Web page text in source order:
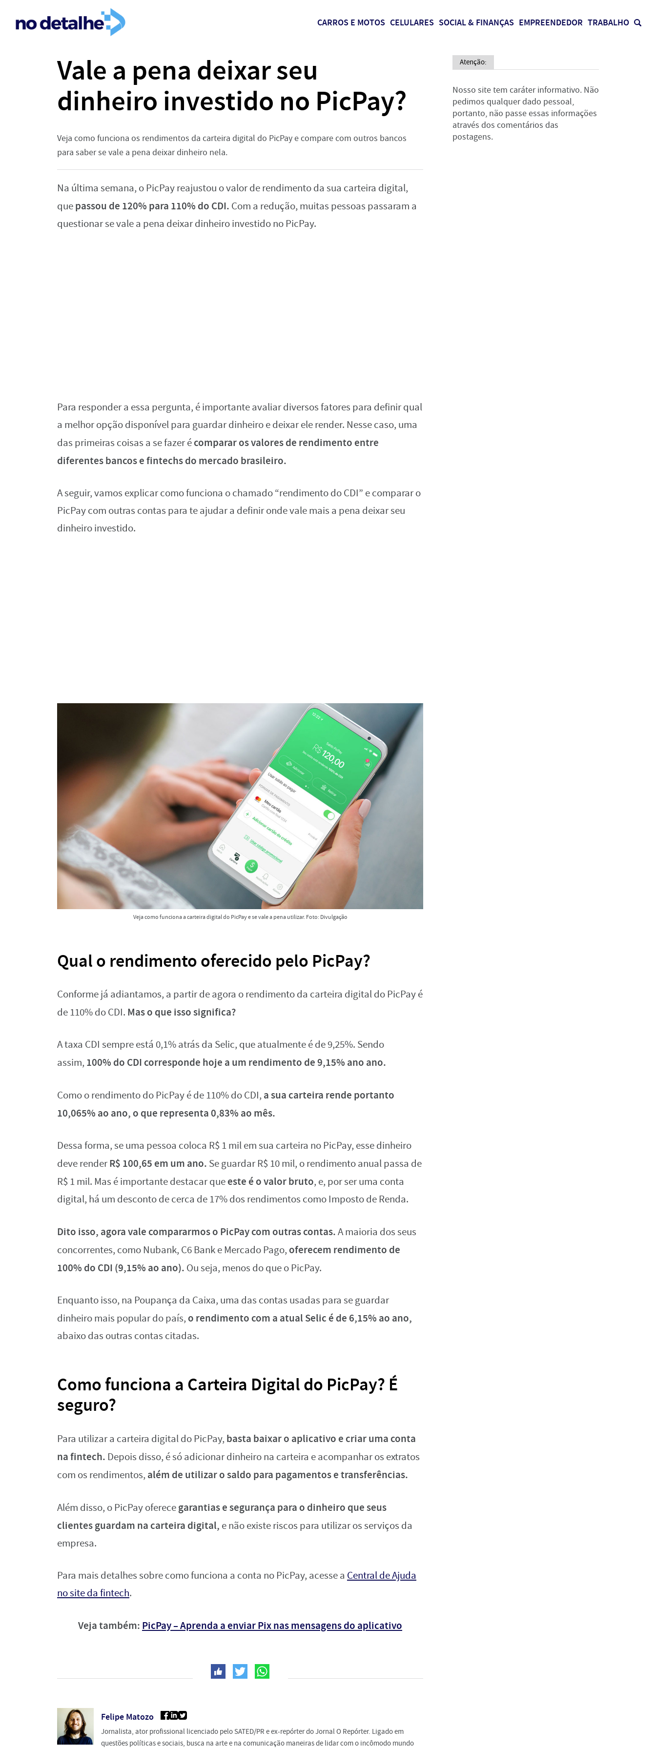
CARROS E MOTOS CELULARES SOCIAL & FINANÇAS EMPREENDEDOR TRABALHO
Vale a pena deixar seu
dinheiro investido no PicPay?
Veja como funciona os rendimentos da carteira digital do PicPay e compare com outros bancos
para saber se vale a pena deixar dinheiro nela.
Na última semana, o PicPay reajustou o valor de rendimento da sua carteira digital,
quepassou de 120% para 110% do CDI. Com a redução, muitas pessoas passaram a
questionar se vale a pena deixar dinheiro investido no PicPay.
Para responder a essa pergunta, é importante avaliar diversos fatores para definir qual
a melhor opção disponível para guardar dinheiro e deixar ele render. Nesse caso, uma
das primeiras coisas a se fazer écomparar os valores de rendimento entre
diferentes bancos e fintechs do mercado brasileiro.
A seguir, vamos explicar como funciona o chamado “rendimento do CDI” e comparar o
PicPay com outras contas para te ajudar a definir onde vale mais a pena deixar seu
dinheiro investido.
Veja como funciona a carteira digital do PicPay e se vale a pena utilizar. Foto: Divulgação
Qual o rendimento oferecido pelo PicPay?
Conforme já adiantamos, a partir de agora o rendimento da carteira digital do PicPay é
de 110% do CDI. Mas o que isso significa?
A taxa CDI sempre está 0,1% atrás da Selic, que atualmente é de 9,25%. Sendo
assim, 100% do CDI corresponde hoje a um rendimento de 9,15% ano ano.
Como o rendimento do PicPay é de 110% do CDI, a sua carteira rende portanto
10,065% ao ano, o que representa 0,83% ao mês.
Dessa forma, se uma pessoa coloca R$ 1 mil em sua carteira no PicPay, esse dinheiro
deve renderR$ 100,65 em um ano. Se guardar R$ 10 mil, o rendimento anual passa de
R$ 1 mil. Mas é importante destacar queeste é o valor bruto, e, por ser uma conta
digital, há um desconto de cerca de 17% dos rendimentos como Imposto de Renda.
Dito isso, agora vale compararmos o PicPay com outras contas.A maioria dos seus
concorrentes, como Nubank, C6 Bank e Mercado Pago, oferecem rendimento de
100% do CDI (9,15% ao ano). Ou seja, menos do que o PicPay.
Enquanto isso, na Poupança da Caixa, uma das contas usadas para se guardar
dinheiro mais popular do país, o rendimento com a atual Selic é de 6,15% ao ano,
abaixo das outras contas citadas.
Como funciona a Carteira Digital do PicPay? É
seguro?
Para utilizar a carteira digital do PicPay, basta baixar o aplicativo e criar uma conta
na fintech. Depois disso, é só adicionar dinheiro na carteira e acompanhar os extratos
com os rendimentos, além de utilizar o saldo para pagamentos e transferências.
Além disso, o PicPay oferecegarantias e segurança para o dinheiro que seus
clientes guardam na carteira digital, e não existe riscos para utilizar os serviços da
empresa.
Para mais detalhes sobre como funciona a conta no PicPay, acesse a Central de Ajuda
no site da fintech.
Veja também: PicPay – Aprenda a enviar Pix nas mensagens do aplicativo
Felipe Matozo
Jornalista, ator profissional licenciado pelo SATED/PR e ex-repórter do Jornal O Repórter. Ligado em
questões políticas e sociais, busca na arte e na comunicação maneiras de lidar com o incômodo mundo
Atenção:
Nosso site tem caráter informativo. Não
pedimos qualquer dado pessoal,
portanto, não passe essas informações
através dos comentários das
postagens.